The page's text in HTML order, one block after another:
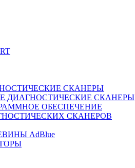
СКАНЕРЫ
ДИАГНОСТИЧЕСКИЕ СКАНЕРЫ
ОБЕСПЕЧЕНИЕ
СКАНЕРОВ
АdBlue